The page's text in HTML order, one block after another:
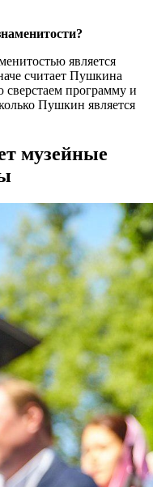
является
считает Пушкина
программу и
Пушкин является
музейные